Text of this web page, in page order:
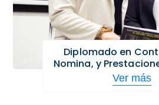
Diplomado en
Nomina, y
Ver más